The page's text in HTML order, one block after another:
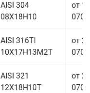
AISI 304
08Х18Н10
от
AISI 316TI
10Х17Н13М2Т
от
AISI 321
12Х18Н10Т
от